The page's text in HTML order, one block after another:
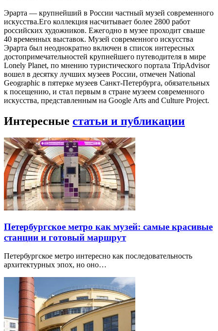
Эрарта — крупнейший в России частный музей современного
искусства.Его коллекция насчитывает более 2800 работ
российских художников. Ежегодно в музее проходит свыше
40 временных выставок. Музей современного искусства
Эрарта был неоднократно включен в список интересных
достопримечательностей крупнейшего путеводителя в мире
Lonely Planet, по мнению туристического портала TripAdvisor
вошел в десятку лучших музеев России, отмечен National
Geographic в пятерке музеев Санкт-Петербурга, обязательных
к посещению, и стал первым в стране музеем современного
искусства, представленным на Google Arts and Culture Project.
Интересные статьи и публикации
Петербургское метро как музей: самые красивые
станции и готовый маршрут
Петербургское метро интересно как последовательность
архитектурных эпох, но оно…